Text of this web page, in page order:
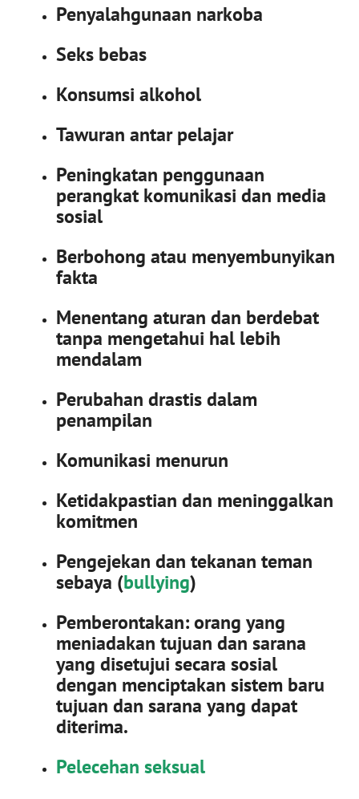
Penyalahgunaan narkoba
Seks bebas
Konsumsi alkohol
Tawuran antar pelajar
Peningkatan penggunaan
perangkat komunikasi dan media
sosial
Berbohong atau menyembunyikan
fakta
Menentang aturan dan berdebat
tanpa mengetahui hal lebih
mendalam
Perubahan drastis dalam
penampilan
Komunikasi menurun
Ketidakpastian dan meninggalkan
komitmen
Pengejekan dan tekanan teman
sebaya (bullying)
Pemberontakan: orang yang
meniadakan tujuan dan sarana
yang disetujui secara sosial
dengan menciptakan sistem baru
tujuan dan sarana yang dapat
diterima.
Pelecehan seksual